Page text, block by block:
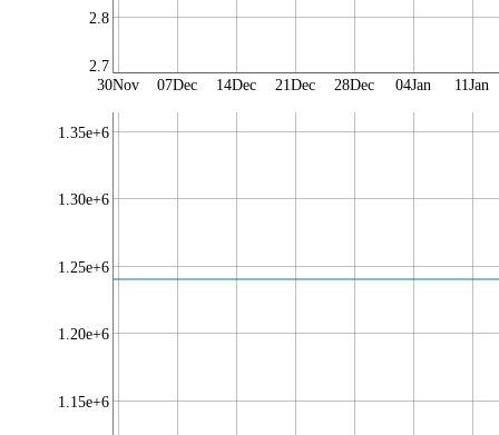
2.7
2.8
30Nov 07Dec 14Dec 21Dec 28Dec 04Jan 11Jan
1.15e+6
1.20e+6
1.25e+6
1.30e+6
1.35e+6